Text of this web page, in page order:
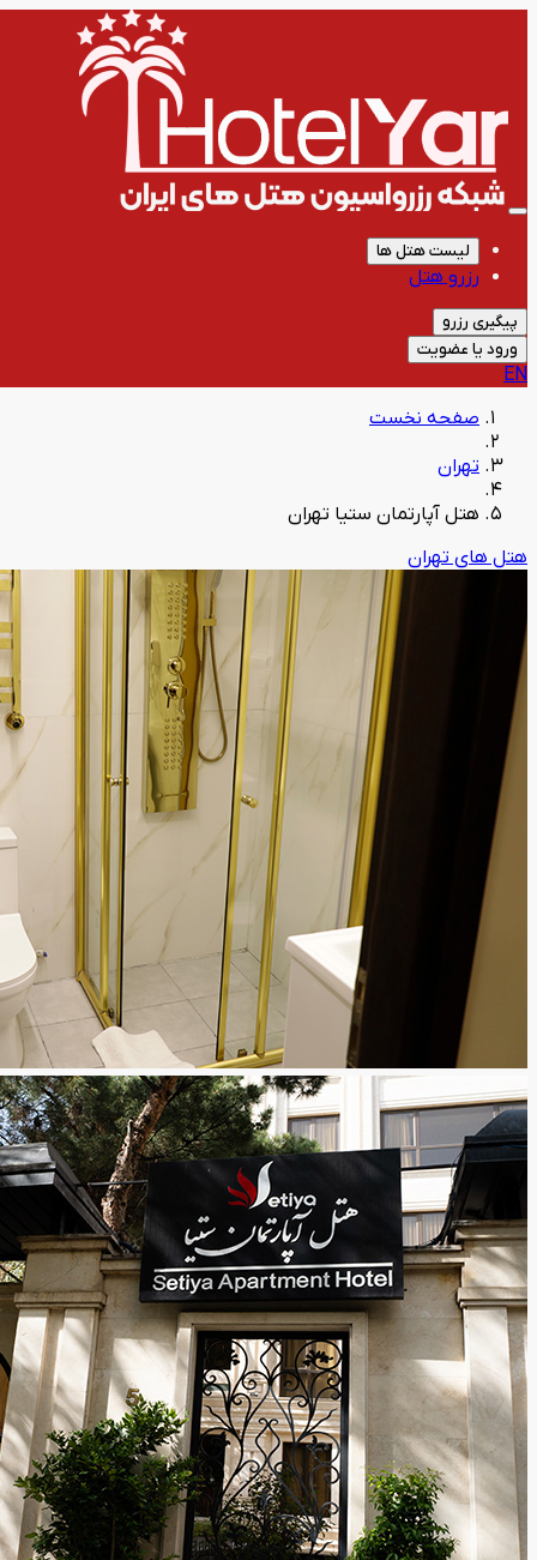
لیست هتل ها
رزرو هتل
پیگیری رزرو
ورود یا عضویت
EN
صفحه نخست
تهران
هتل آپارتمان ستیا تهران
هتل های تهران